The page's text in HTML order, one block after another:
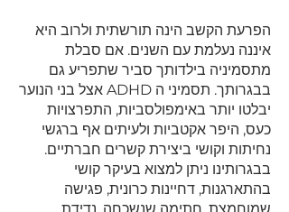
הפרעת הקשב הינה תורשתית ולרוב היא
איננה נעלמת עם השנים. אם סבלת
מתסמיניה בילדותך סביר שתפריע גם
בבגרותך. תסמיני ה ADHD אצל בני הנוער
יבלטו יותר באימפולסביות, התפרצויות
כעס, היפר אקטביות ולעיתים אף ברגשי
נחיתות וקושי ביצירת קשרים חברתיים.
בבגרותינו ניתן למצוא בעיקר קושי
בהתארגנות, דחיינות כרונית, פגישה